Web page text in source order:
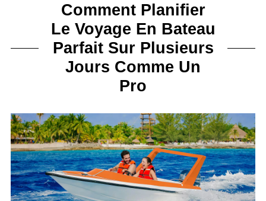
Comment Planifier
Le Voyage En Bateau
Parfait Sur Plusieurs
Jours Comme Un
Pro